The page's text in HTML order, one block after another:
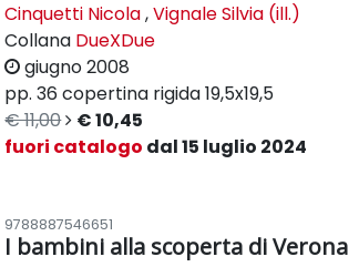
Cinquetti Nicola,Vignale Silvia (ill.)
Collana DueXDue
giugno 2008
pp. 36 copertina rigida19,5x19,5
€ 11,00
€ 10,45
fuori catalogo dal 15 luglio 2024
9788887546651
I bambini alla scoperta di Verona